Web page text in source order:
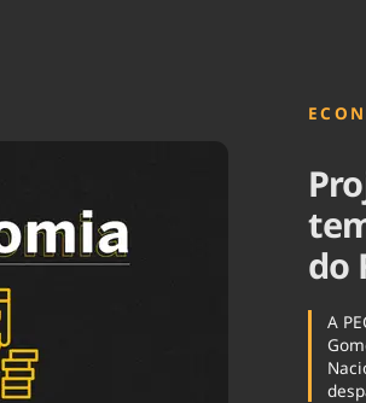
do
A